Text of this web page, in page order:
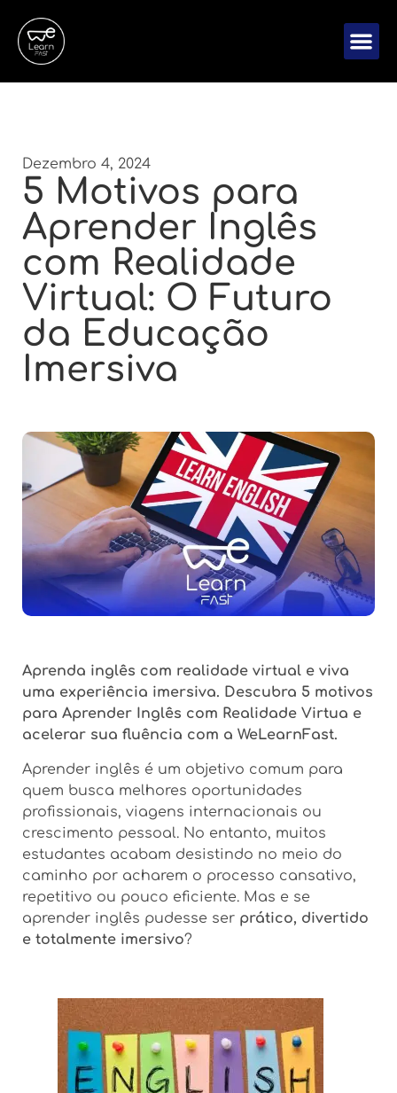
Dezembro 4, 2024
5 Motivos para
Aprender Inglês
com Realidade
Virtual: O Futuro
da Educação
Imersiva
Aprenda inglês com realidade virtual e viva
uma experiência imersiva. Descubra 5 motivos
para Aprender Inglês com Realidade Virtua e
acelerar sua fluência com a WeLearnFast.
Aprender inglês é um objetivo comum para
quem busca melhores oportunidades
profissionais, viagens internacionais ou
crescimento pessoal. No entanto, muitos
estudantes acabam desistindo no meio do
caminho por acharem o processo cansativo,
repetitivo ou pouco eficiente. Mas e se
aprender inglês pudesse ser prático, divertido
e totalmente imersivo?